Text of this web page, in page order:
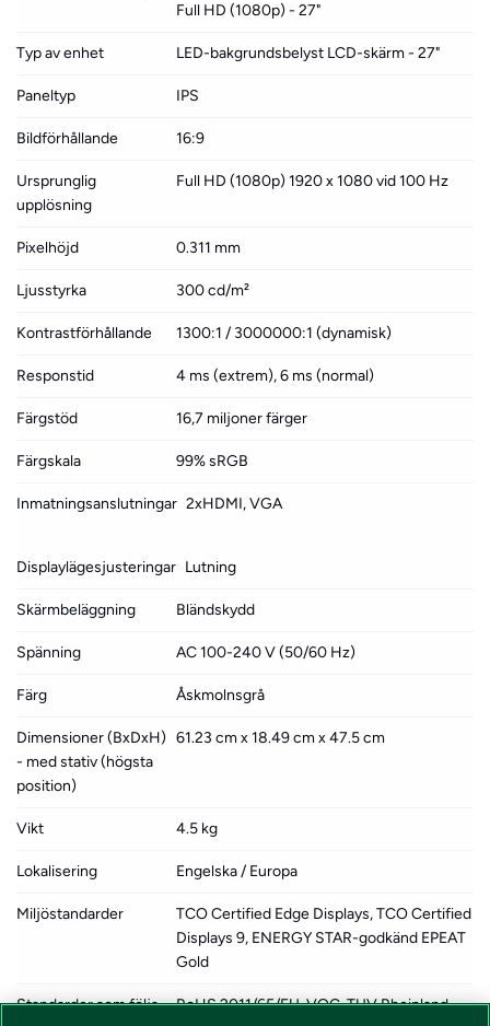
Full HD (1080p) - 27"
Typ av enhet LED-bakgrundsbelyst LCD-skärm - 27"
Paneltyp IPS
Bildförhållande 16:9
Ursprunglig
upplösning
Full HD (1080p) 1920 x 1080 vid 100 Hz
Pixelhöjd 0.311 mm
Ljusstyrka 300 cd/m²
Kontrastförhållande 1300:1 / 3000000:1 (dynamisk)
Responstid 4 ms (extrem), 6 ms (normal)
Färgstöd 16,7 miljoner färger
Färgskala 99% sRGB
Inmatningsanslutningar 2xHDMI, VGA
Displaylägesjusteringar Lutning
Skärmbeläggning Bländskydd
Spänning AC 100-240 V (50/60 Hz)
Färg Åskmolnsgrå
Dimensioner (BxDxH)
- med stativ (högsta
position)
61.23 cm x 18.49 cm x 47.5 cm
Vikt 4.5 kg
Lokalisering Engelska / Europa
Miljöstandarder
TCO Certified Edge Displays, TCO Certified
Displays 9, ENERGY STAR-godkänd EPEAT
Gold
Standarder som följs
RoHS 2011/65/EU, VOC, TUV Rheinland